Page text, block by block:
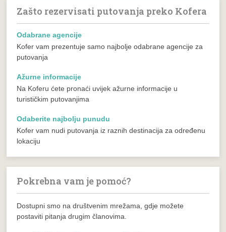
Zašto rezervisati putovanja preko Kofera
Odabrane agencije
Kofer vam prezentuje samo najbolje odabrane agencije za
putovanja
Ažurne informacije
Na Koferu ćete pronaći uvijek ažurne informacije u
turističkim putovanjima
Odaberite najbolju punudu
Kofer vam nudi putovanja iz raznih destinacija za određenu
lokaciju
Pokrebna vam je pomoć?
Dostupni smo na društvenim mrežama, gdje možete
postaviti pitanja drugim članovima.